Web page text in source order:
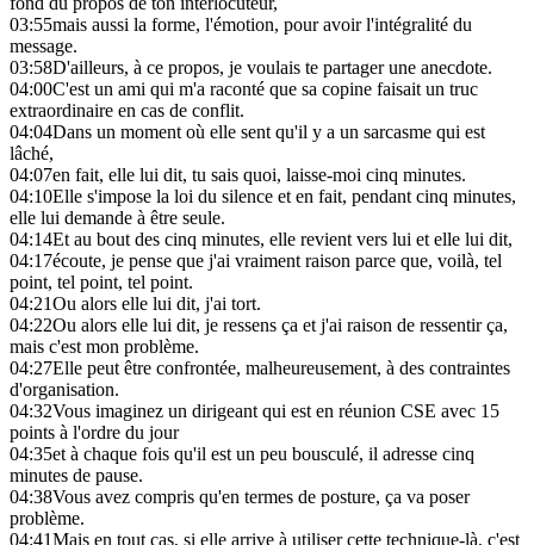
03:55mais aussi la forme, l'émotion, pour avoir l'intégralité du
message.
03:58D'ailleurs, à ce propos, je voulais te partager une anecdote.
04:00C'est un ami qui m'a raconté que sa copine faisait un truc
extraordinaire en cas de conflit.
04:04Dans un moment où elle sent qu'il y a un sarcasme qui est
lâché,
04:07en fait, elle lui dit, tu sais quoi, laisse-moi cinq minutes.
04:10Elle s'impose la loi du silence et en fait, pendant cinq minutes,
elle lui demande à être seule.
04:14Et au bout des cinq minutes, elle revient vers lui et elle lui dit,
04:17écoute, je pense que j'ai vraiment raison parce que, voilà, tel
point, tel point, tel point.
04:21Ou alors elle lui dit, j'ai tort.
04:22Ou alors elle lui dit, je ressens ça et j'ai raison de ressentir ça,
mais c'est mon problème.
04:27Elle peut être confrontée, malheureusement, à des contraintes
d'organisation.
04:32Vous imaginez un dirigeant qui est en réunion CSE avec 15
points à l'ordre du jour
04:35et à chaque fois qu'il est un peu bousculé, il adresse cinq
minutes de pause.
04:38Vous avez compris qu'en termes de posture, ça va poser
problème.
04:41Mais en tout cas, si elle arrive à utiliser cette technique-là, c'est